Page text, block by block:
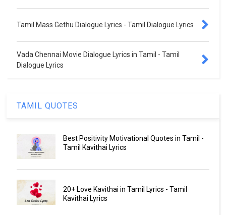
Tamil Mass Gethu Dialogue Lyrics - Tamil Dialogue Lyrics
Vada Chennai Movie Dialogue Lyrics in Tamil - Tamil
Dialogue Lyrics
TAMIL QUOTES
Best Positivity Motivational Quotes in Tamil -
Tamil Kavithai Lyrics
20+ Love Kavithai in Tamil Lyrics - Tamil
Kavithai Lyrics